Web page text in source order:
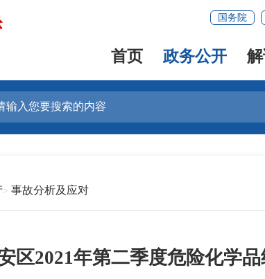
国务院
首页 政务公开
事故分析及应对
区2021年第二季度危险化学